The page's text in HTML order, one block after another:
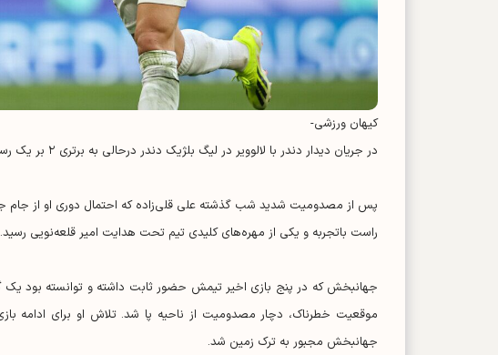
کیهان ورزشی-
در جریان دیدار دندر با لالوویر در لیگ بلژیک دندر درحالی به برتری ۲ بر یک رسید که این بازی با یک خبر تلخ برای تیم ملی ایران همراه بود.
راست باتجربه و یکی از مهره‌های کلیدی تیم تحت هدایت امیر قلعه‌نویی رسید.
جهانبخش مجبور به ترک زمین شد.